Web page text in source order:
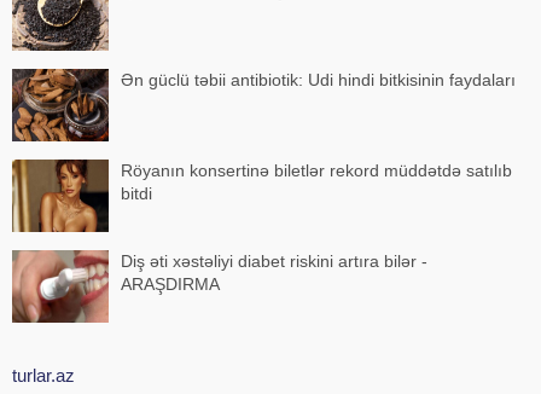
Ən güclü təbii antibiotik: Udi hindi bitkisinin faydaları
Röyanın konsertinə biletlər rekord müddətdə satılıb
bitdi
Diş əti xəstəliyi diabet riskini artıra bilər -
ARAŞDIRMA
turlar.az